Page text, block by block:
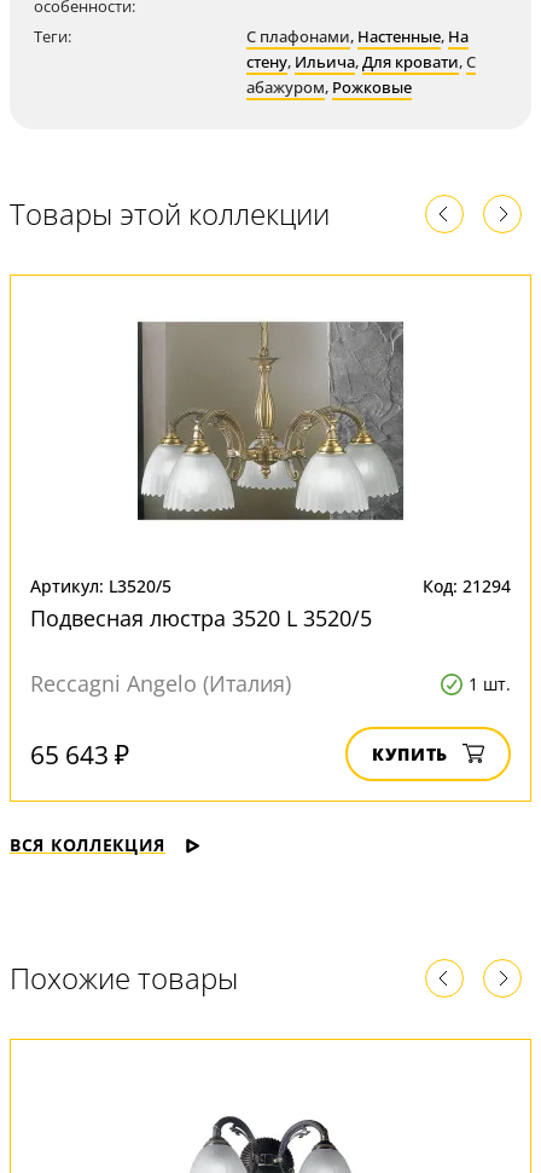
особенности:
Теги:
С плафонами, Настенные, На
стену, Ильича,Для кровати,С
абажуром, Рожковые
Товары этой коллекции
Артикул: L3520/5 Код: 21294
Подвесная люстра 3520 L 3520/5
Reccagni Angelo (Италия) 1 шт.
65 643 ₽ КУПИТЬ
ВСЯ КОЛЛЕКЦИЯ
Похожие товары